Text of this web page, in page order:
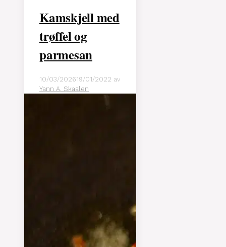
Kamskjell med
trøffel og
parmesan
10/03/202619/01/2022 av
Yann A. Skaalen